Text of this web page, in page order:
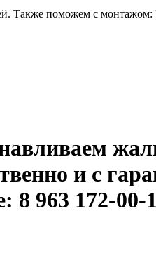
​Также поможем с
и с
963 172-00-